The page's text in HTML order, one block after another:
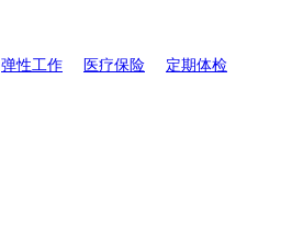
弹性工作 医疗保险 定期体检